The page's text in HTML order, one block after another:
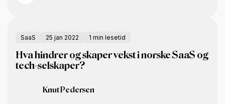
SaaS 25 jan 2022 1 min lesetid
Hva hindrer og skaper vekst i norske SaaS og
tech-selskaper?
Knut Pedersen